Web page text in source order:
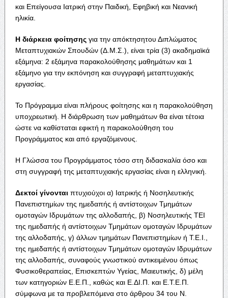
και Επείγουσα Ιατρική στην Παιδική, Εφηβική και Νεανική
ηλικία.
Η διάρκεια φοίτησης για την απόκτησητου Διπλώματος
Μεταπτυχιακών Σπουδών (Δ.Μ.Σ.), είναι τρία (3) ακαδημαϊκά
εξάμηνα: 2 εξάμηνα παρακολούθησης μαθημάτων και 1
εξάμηνο για την εκπόνηση και συγγραφή μεταπτυχιακής
εργασίας.
Το Πρόγραμμα είναι πλήρους φοίτησης και η παρακολούθηση
υποχρεωτική. H διάρθρωση των μαθημάτων θα είναι τέτοια
ώστε να καθίσταται εφικτή η παρακολούθηση του
Προγράμματος και από εργαζόμενους.
Η Γλώσσα του Προγράμματος τόσο στη διδασκαλία όσο και
στη συγγραφή της μεταπτυχιακής εργασίας είναι η ελληνική.
Δεκτοί γίνονται πτυχιούχοι α) Ιατρικής ή Νοσηλευτικής
Πανεπιστημίων της ημεδαπής ή αντίστοιχων Τμημάτων
ομοταγών Ιδρυμάτων της αλλοδαπής, β) Νοσηλευτικής ΤΕΙ
της ημεδαπής ή αντίστοιχων Τμημάτων ομοταγών Ιδρυμάτων
της αλλοδαπής, γ) άλλων τμημάτων Πανεπιστημίων ή Τ.Ε.Ι.,
της ημεδαπής ή αντίστοιχων Τμημάτων ομοταγών Ιδρυμάτων
της αλλοδαπής, συναφούς γνωστικού αντικειμένου όπως
Φυσικοθεραπείας, Επισκεπτών Υγείας, Μαιευτικής, δ) μέλη
των κατηγοριών Ε.Ε.Π., καθώς και Ε.ΔΙ.Π. και Ε.Τ.Ε.Π.
σύμφωνα με τα προβλεπόμενα στο άρθρου 34 του Ν.